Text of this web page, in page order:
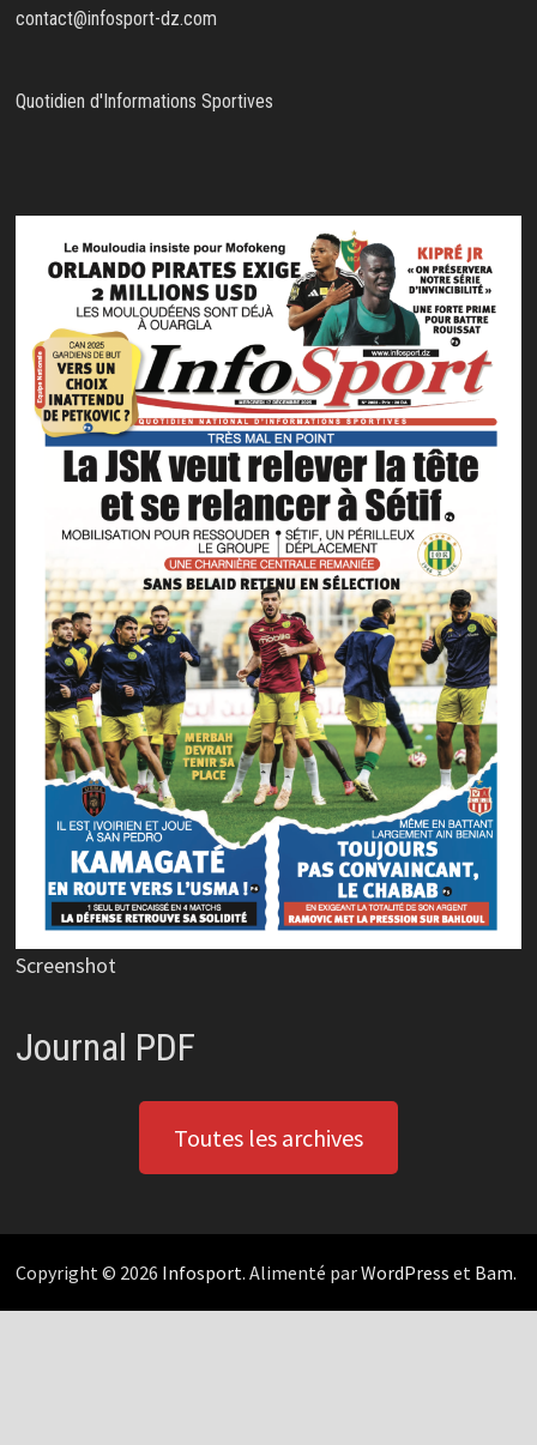
contact@infosport-dz.com
Quotidien d'Informations Sportives
Screenshot
Journal PDF
Toutes les archives
Copyright © 2026 Infosport. Alimenté parWordPress et Bam.